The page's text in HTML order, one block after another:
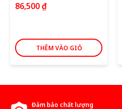
86,500₫
THÊM VÀO GIỎ
Đảm bảo chất lượng